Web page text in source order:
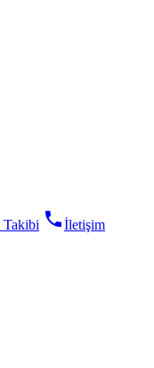
Takibi phoneİletişim